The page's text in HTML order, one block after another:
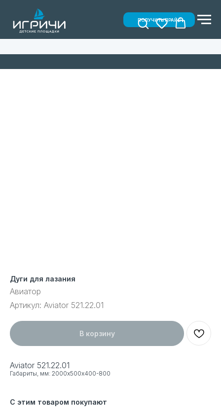
ПОЛУЧИТЬ ПРАЙС
Дуги для лазания
Авиатор
Артикул: Aviator 521.22.01
В корзину
Aviator 521.22.01
Габариты, мм: 2000х500х400-800
С этим товаром покупают